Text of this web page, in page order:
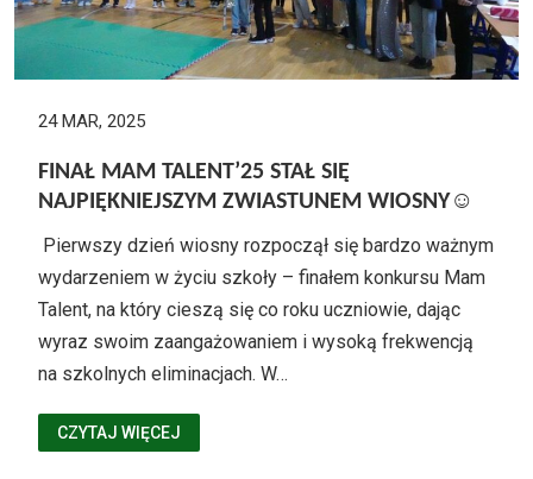
24 MAR, 2025
FINAŁ MAM TALENT’25 STAŁ SIĘ
NAJPIĘKNIEJSZYM ZWIASTUNEM WIOSNY☺
Pierwszy dzień wiosny rozpoczął się bardzo ważnym
wydarzeniem w życiu szkoły – finałem konkursu Mam
Talent, na który cieszą się co roku uczniowie, dając
wyraz swoim zaangażowaniem i wysoką frekwencją
na szkolnych eliminacjach. W…
CZYTAJ WIĘCEJ